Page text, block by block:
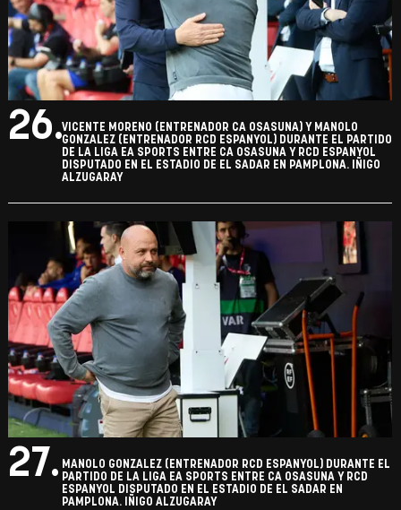
26.VICENTE MORENO (ENTRENADOR CA OSASUNA) Y MANOLO
GONZALEZ (ENTRENADOR RCD ESPANYOL) DURANTE EL PARTIDO
DE LA LIGA EA SPORTS ENTRE CA OSASUNA Y RCD ESPANYOL
DISPUTADO EN EL ESTADIO DE EL SADAR EN PAMPLONA. IÑIGO
ALZUGARAY
27. MANOLO GONZALEZ (ENTRENADOR RCD ESPANYOL) DURANTE EL
PARTIDO DE LA LIGA EA SPORTS ENTRE CA OSASUNA Y RCD
ESPANYOL DISPUTADO EN EL ESTADIO DE EL SADAR EN
PAMPLONA. IÑIGO ALZUGARAY